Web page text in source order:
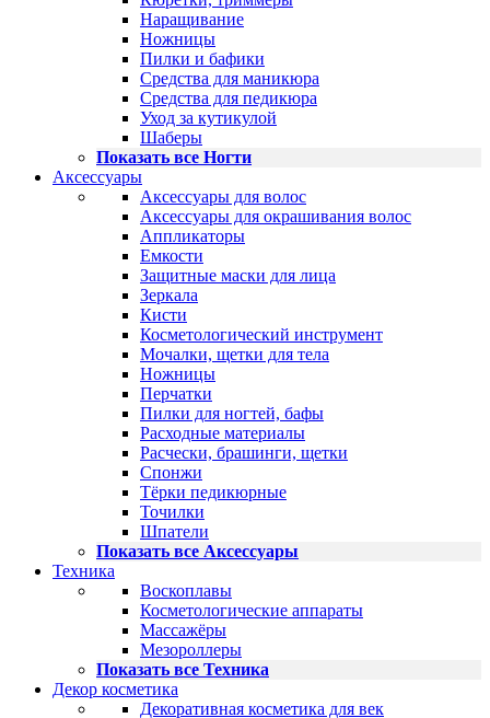
Наращивание
Ножницы
Пилки и бафики
Средства для маникюра
Средства для педикюра
Уход за кутикулой
Шаберы
Показать все Ногти
Аксессуары
Аксессуары для волос
Аксессуары для окрашивания волос
Аппликаторы
Емкости
Защитные маски для лица
Зеркала
Кисти
Косметологический инструмент
Мочалки, щетки для тела
Ножницы
Перчатки
Пилки для ногтей, бафы
Расходные материалы
Расчески, брашинги, щетки
Спонжи
Тёрки педикюрные
Точилки
Шпатели
Показать все Аксессуары
Техника
Воскоплавы
Косметологические аппараты
Массажёры
Мезороллеры
Показать все Техника
Декор косметика
Декоративная косметика для век